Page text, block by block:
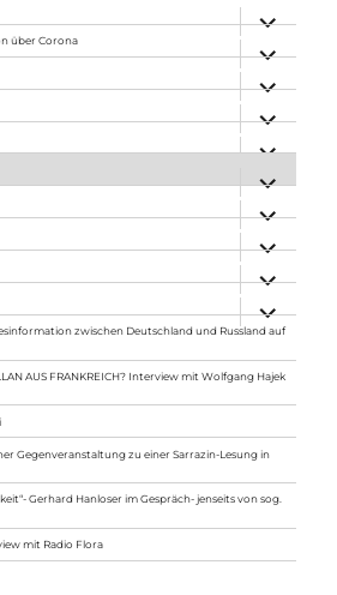
anzeigen
über Corona
anzeigen
anzeigen
anzeigen
anzeigen
anzeigen
anzeigen
anzeigen
anzeigen
zwischen Deutschland und Russland auf
AUS FRANKREICH? Interview mit Wolfgang Hajek
Gegenveranstaltung zu einer Sarrazin-Lesung in
Gerhard Hanloser im Gespräch- jenseits von sog.
mit Radio Flora